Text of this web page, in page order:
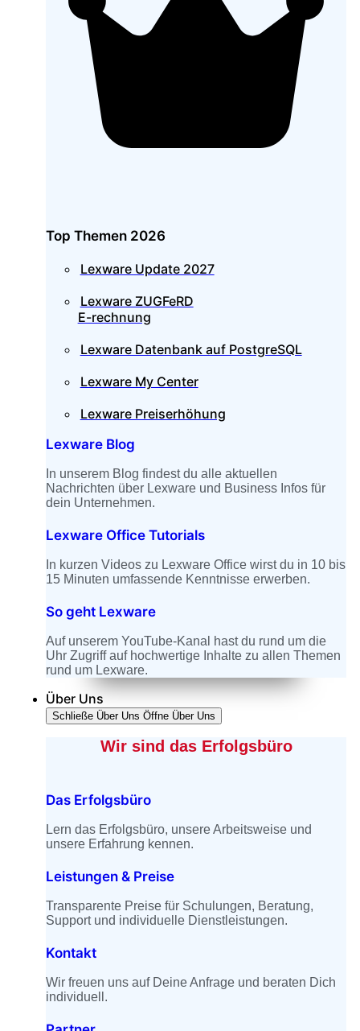
Top Themen 2026
Lexware Update 2027
Lexware ZUGFeRD
E-rechnung
Lexware Datenbank auf PostgreSQL
Lexware My Center
Lexware Preiserhöhung
Lexware Blog
In unserem Blog findest du alle aktuellen
Nachrichten über Lexware und Business Infos für
dein Unternehmen.
Lexware Office Tutorials
In kurzen Videos zu Lexware Office wirst du in 10 bis
15 Minuten umfassende Kenntnisse erwerben.
So geht Lexware
Auf unserem YouTube-Kanal hast du rund um die
Uhr Zugriff auf hochwertige Inhalte zu allen Themen
rund um Lexware.
Über Uns
Schließe Über Uns Öffne Über Uns
Wir sind das Erfolgsbüro
Das Erfolgsbüro
Lern das Erfolgsbüro, unsere Arbeitsweise und
unsere Erfahrung kennen.
Leistungen & Preise
Transparente Preise für Schulungen, Beratung,
Support und individuelle Dienstleistungen.
Kontakt
Wir freuen uns auf Deine Anfrage und beraten Dich
individuell.